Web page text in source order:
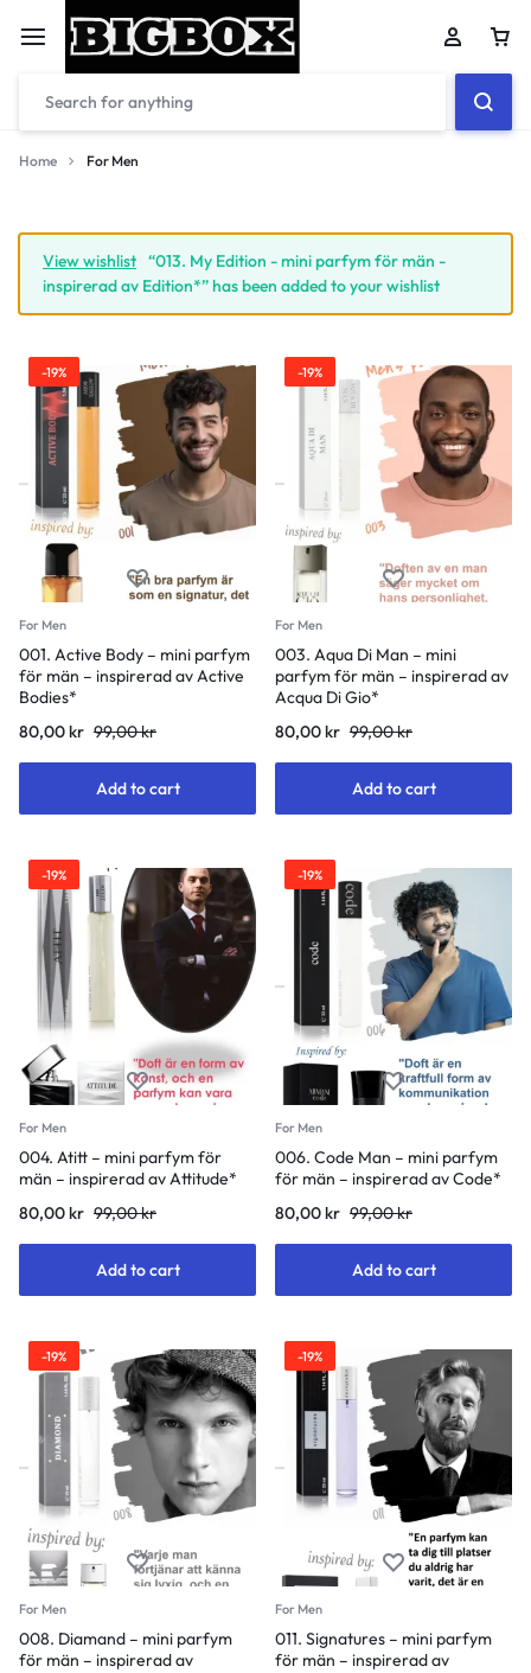
Your bag is empty
Shop What's New
Sign in
Home For Men
For
Men
View wishlist “013. My Edition - mini parfym för män -
inspirerad av Edition*” has been added to your wishlist
-19%
For Men
001. Active Body – mini parfym
för män – inspirerad av Active
Bodies*
99,00kr
Original
99,00 kr.
80,00kr
Current
80,00 kr.
Add to cart
-19%
For Men
003. Aqua Di Man – mini
parfym för män – inspirerad av
Acqua Di Gio*
99,00kr
Original
99,00 kr.
80,00kr
Current
80,00 kr.
Add to cart
-19%
For Men
004. Atitt – mini parfym för
män – inspirerad av Attitude*
99,00kr
Original
99,00 kr.
80,00kr
Current
80,00 kr.
Add to cart
-19%
For Men
006. Code Man – mini parfym
för män – inspirerad av Code*
99,00kr
Original
99,00 kr.
80,00kr
Current
80,00 kr.
Add to cart
-19%
For Men
008. Diamand – mini parfym
för män – inspirerad av
-19%
For Men
011. Signatures – mini parfym
för män – inspirerad av